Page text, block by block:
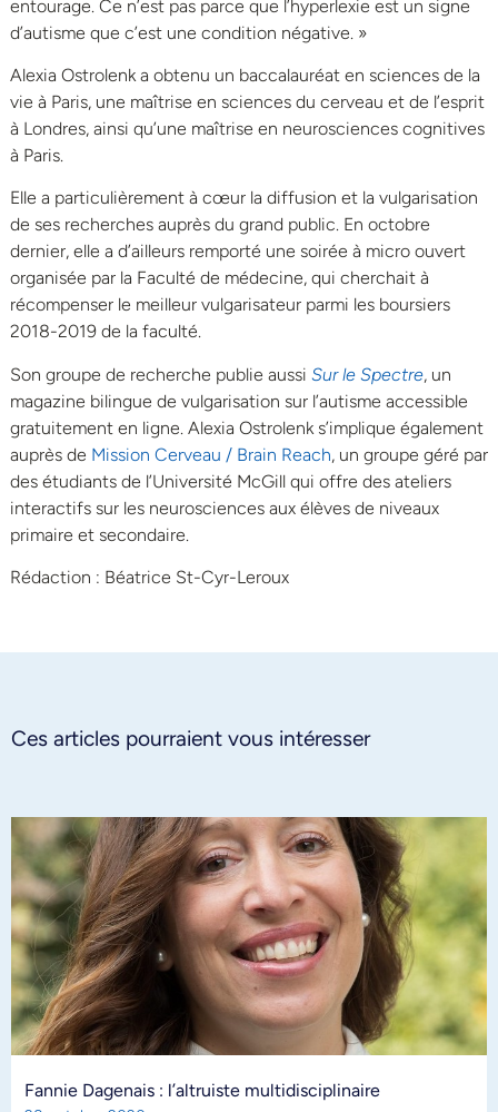
entourage. Ce n’est pas parce que l’hyperlexie est un signe
d’autisme que c’est une condition négative. »
Alexia Ostrolenk a obtenu un baccalauréat en sciences de la
vie à Paris, une maîtrise en sciences du cerveau et de l’esprit
à Londres, ainsi qu’une maîtrise en neurosciences cognitives
à Paris.
Elle a particulièrement à cœur la diffusion et la vulgarisation
de ses recherches auprès du grand public. En octobre
dernier, elle a d’ailleurs remporté une soirée à micro ouvert
organisée par la Faculté de médecine, qui cherchait à
récompenser le meilleur vulgarisateur parmi les boursiers
2018-2019 de la faculté.
Son groupe de recherche publie aussi Sur le Spectre, un
magazine bilingue de vulgarisation sur l’autisme accessible
gratuitement en ligne. Alexia Ostrolenk s’implique également
auprès de Mission Cerveau / Brain Reach, un groupe géré par
des étudiants de l’Université McGill qui offre des ateliers
interactifs sur les neurosciences aux élèves de niveaux
primaire et secondaire.
Rédaction : Béatrice St-Cyr-Leroux
Ces articles pourraient vous intéresser
Fannie Dagenais : l’altruiste multidisciplinaire